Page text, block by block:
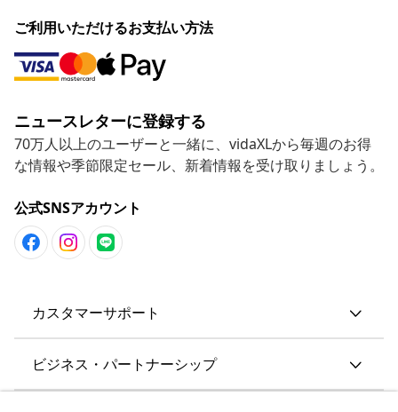
ご利用いただけるお支払い方法
ニュースレターに登録する
70万人以上のユーザーと一緒に、vidaXLから毎週のお得
な情報や季節限定セール、新着情報を受け取りましょう。
公式SNSアカウント
カスタマーサポート
ビジネス・パートナーシップ